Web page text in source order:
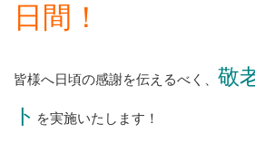
日間！
皆様へ日頃の感謝を伝えるべく、 敬
ト を実施いたします！